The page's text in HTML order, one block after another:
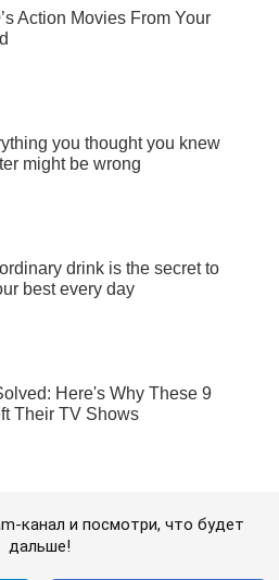
канал и посмотри, что будет
дальше!